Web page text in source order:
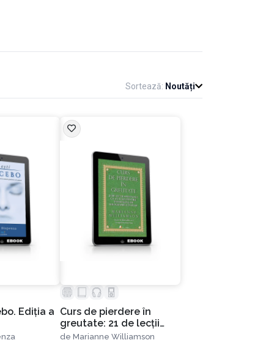
Sortează: Noutăți
Ediția a Curs de pierdere în
greutate: 21 de lecţii
spirituale ca să scapi
de Marianne Williamson